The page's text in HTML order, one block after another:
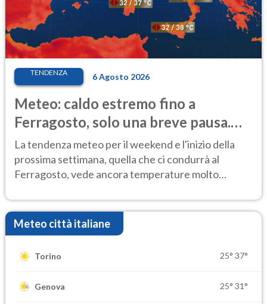
TENDENZA 6 Agosto 2026
Meteo: caldo estremo fino a
Ferragosto, solo una breve pausa.
Ecco dove
La tendenza meteo per il weekend e l'inizio della
prossima settimana, quella che ci condurrà al
Ferragosto, vede ancora temperature molto
Meteo città italiane
Torino 25° 37°
Genova 25° 31°